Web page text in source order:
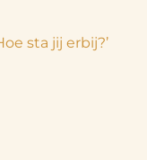
sta jij erbij?’